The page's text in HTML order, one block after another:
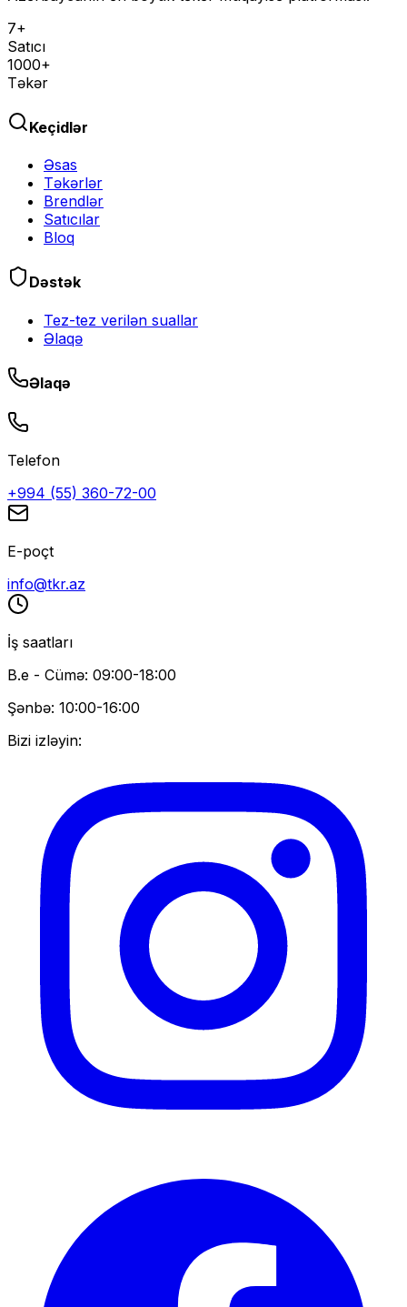
7+
Satıcı
1000+
Təkər
Keçidlər
Əsas
Təkərlər
Brendlər
Satıcılar
Bloq
Dəstək
Tez-tez verilən suallar
Əlaqə
Əlaqə
Telefon
+994 (55) 360-72-00
E-poçt
info@tkr.az
İş saatları
B.e - Cümə: 09:00-18:00
Şənbə: 10:00-16:00
Bizi izləyin: